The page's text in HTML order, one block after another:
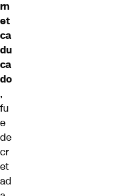
rn
et
ca
du
ca
do
,
fu
e
de
cr
et
ad